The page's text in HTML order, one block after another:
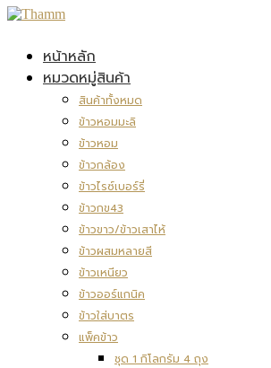
หน้าหลัก
หมวดหมู่สินค้า
สินค้าทั้งหมด
ข้าวหอมมะลิ
ข้าวหอม
ข้าวกล้อง
ข้าวไรซ์เบอร์รี่
ข้าวกข43
ข้าวขาว/ข้าวเสาไห้
ข้าวผสมหลายสี
ข้าวเหนียว
ข้าวออร์แกนิค
ข้าวใส่บาตร
แพ็คข้าว
ชุด 1 กิโลกรัม 4 ถุง